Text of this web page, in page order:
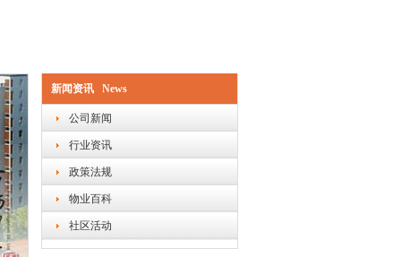
新闻资讯 News
公司新闻
行业资讯
政策法规
物业百科
社区活动